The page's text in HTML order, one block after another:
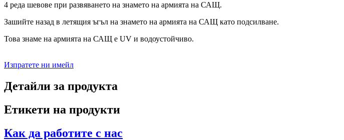
4 реда шевове при развяването на знамето на армията на САЩ.
Зашийте назад в летящия ъгъл на знамето на армията на САЩ като подсилване.
Това знаме на армията на САЩ е UV и водоустойчиво.
Изпратете ни имейл
Детайли за продукта
Етикети на продукти
Как да работите с нас